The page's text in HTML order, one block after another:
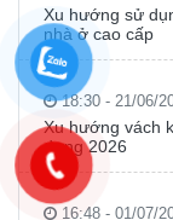
Xu hướng sử
nhà ở cao cấp
18:30 - 21/06/
Xu hướng vách
dựng 2026
16:48 - 01/07/